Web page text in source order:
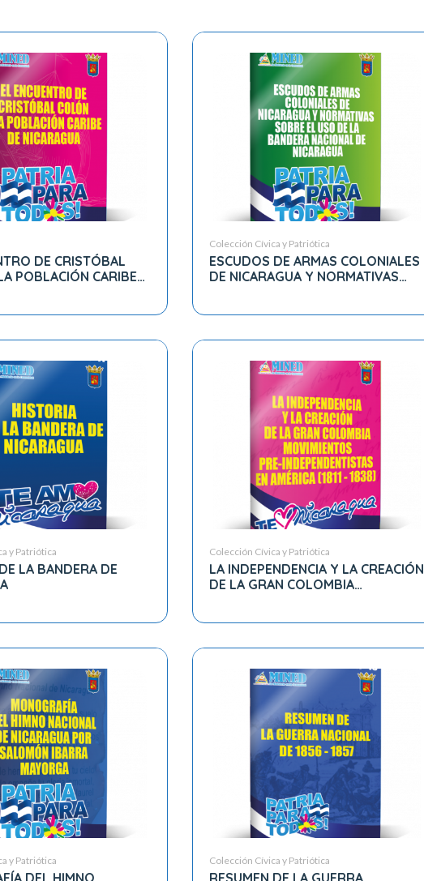
DE CRISTÓBAL
POBLACIÓN CARIBE
Colección Cívica y Patriótica
ESCUDOS DE ARMAS COLONIALES
DE NICARAGUA Y NORMATIVAS
y Patriótica
LA BANDERA DE
Colección Cívica y Patriótica
LA INDEPENDENCIA Y LA CREACIÓN
DE LA GRAN COLOMBIA
y Patriótica
DEL HIMNO
Colección Cívica y Patriótica
RESUMEN DE LA GUERRA